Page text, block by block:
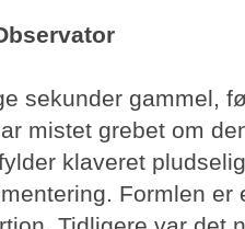
sekunder gammel,
mistet grebet om
klaveret
Formlen er